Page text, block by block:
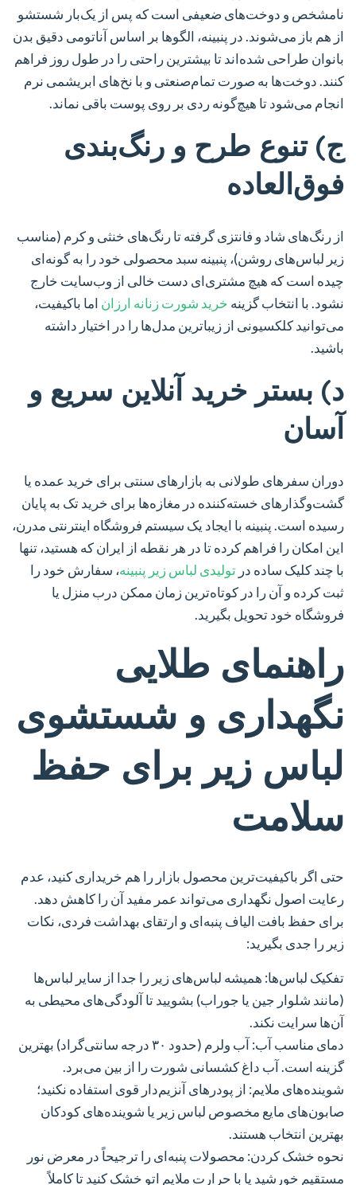
نامشخص و دوخت‌های ضعیفی است که پس از یک‌بار شستشو
از هم باز می‌شوند. در پنبینه، الگوها بر اساس آناتومی دقیق بدن
بانوان طراحی شده‌اند تا بیشترین راحتی را در طول روز فراهم
کنند. دوخت‌ها به صورت تمام‌صنعتی و با نخ‌های ابریشمی نرم
انجام می‌شود تا هیچ‌گونه ردی بر روی پوست باقی نماند.
ج) تنوع طرح و رنگ‌بندی
فوق‌العاده
از رنگ‌های شاد و فانتزی گرفته تا رنگ‌های خنثی و کرم (مناسب
زیر لباس‌های روشن)، پنبینه سبد محصولی خود را به گونه‌ای
چیده است که هیچ مشتری‌ای دست خالی از وب‌سایت خارج
نشود. با انتخاب گزینه خرید شورت زنانه ارزان اما باکیفیت،
می‌توانید کلکسیونی از زیباترین مدل‌ها را در اختیار داشته
باشید.
د) بستر خرید آنلاین سریع و
آسان
دوران سفرهای طولانی به بازارهای سنتی برای خرید عمده یا
گشت‌وگذارهای خسته‌کننده در مغازه‌ها برای خرید تک به پایان
رسیده است. پنبینه با ایجاد یک سیستم فروشگاه اینترنتی مدرن،
این امکان را فراهم کرده تا در هر نقطه از ایران که هستید، تنها
با چند کلیک ساده در تولیدی لباس زیر پنبینه، سفارش خود را
ثبت کرده و آن را در کوتاه‌ترین زمان ممکن درب منزل یا
فروشگاه خود تحویل بگیرید.
راهنمای طلایی
نگهداری و شستشوی
لباس زیر برای حفظ
سلامت
حتی اگر باکیفیت‌ترین محصول بازار را هم خریداری کنید، عدم
رعایت اصول نگهداری می‌تواند عمر مفید آن را کاهش دهد.
برای حفظ بافت الیاف پنبه‌ای و ارتقای بهداشت فردی، نکات
زیر را جدی بگیرید:
تفکیک لباس‌ها: همیشه لباس‌های زیر را جدا از سایر لباس‌ها
(مانند شلوار جین یا جوراب) بشویید تا آلودگی‌های محیطی به
آن‌ها سرایت نکند.
دمای مناسب آب:
آب ولرم (حدود ۳۰ درجه سانتی‌گراد) بهترین
گزینه است. آب داغ کشسانی شورت را از بین می‌برد.
شوینده‌های ملایم: از پودرهای آنزیم‌دار قوی استفاده نکنید؛
صابون‌های مایع مخصوص لباس زیر یا شوینده‌های کودکان
بهترین انتخاب هستند.
نحوه خشک کردن: محصولات پنبه‌ای را ترجیحاً در معرض نور
مستقیم خورشید یا با حرارت ملایم اتو خشک کنید تا کاملاً